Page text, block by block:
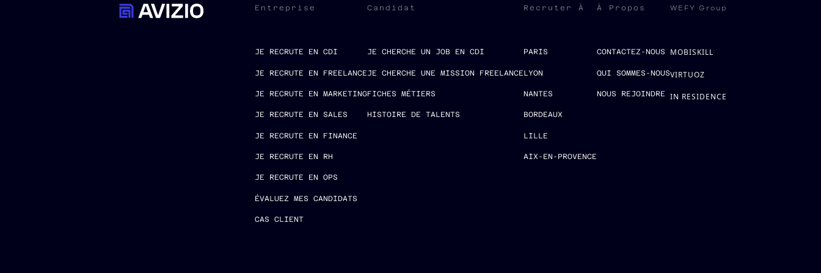
Entreprise
JE RECRUTE EN CDI
JE RECRUTE EN FREELANCE
JE RECRUTE EN MARKETING
JE RECRUTE EN SALES
JE RECRUTE EN FINANCE
JE RECRUTE EN RH
JE RECRUTE EN OPS
ÉVALUEZ MES CANDIDATS
CAS CLIENT
Candidat
JE CHERCHE UN JOB EN CDI
JE CHERCHE UNE MISSION FREELANCE
FICHES MÉTIERS
HISTOIRE DE TALENTS
Recruter À
PARIS
LYON
NANTES
BORDEAUX
LILLE
AIX-EN-PROVENCE
À Propos
CONTACTEZ-NOUS
QUI SOMMES-NOUS
NOUS REJOINDRE
WEFY Group
MOBISKILL
VIRTUOZ
IN RESIDENCE